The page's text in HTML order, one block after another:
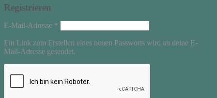
Registrieren
E-Mail-Adresse *
Ein Link zum Erstellen eines neuen Passworts wird an deine E-
Mail-Adresse gesendet.